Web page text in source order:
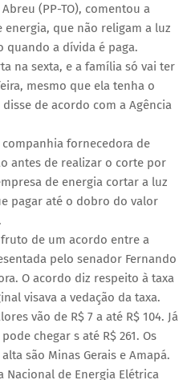
(PP-TO), comentou a
que não religam a luz
quando a dívida é paga.
na sexta, e a família só vai ter
mesmo que ela tenha o
de acordo com a Agência
fornecedora de
antes de realizar o corte por
de energia cortar a luz
pagar até o dobro do valor
de um acordo entre a
pelo senador Fernando
O acordo diz respeito à taxa
visava a vedação da taxa.
vão de R$ 7 a até R$ 104. Já
chegar s até R$ 261. Os
são Minas Gerais e Amapá.
Nacional de Energia Elétrica